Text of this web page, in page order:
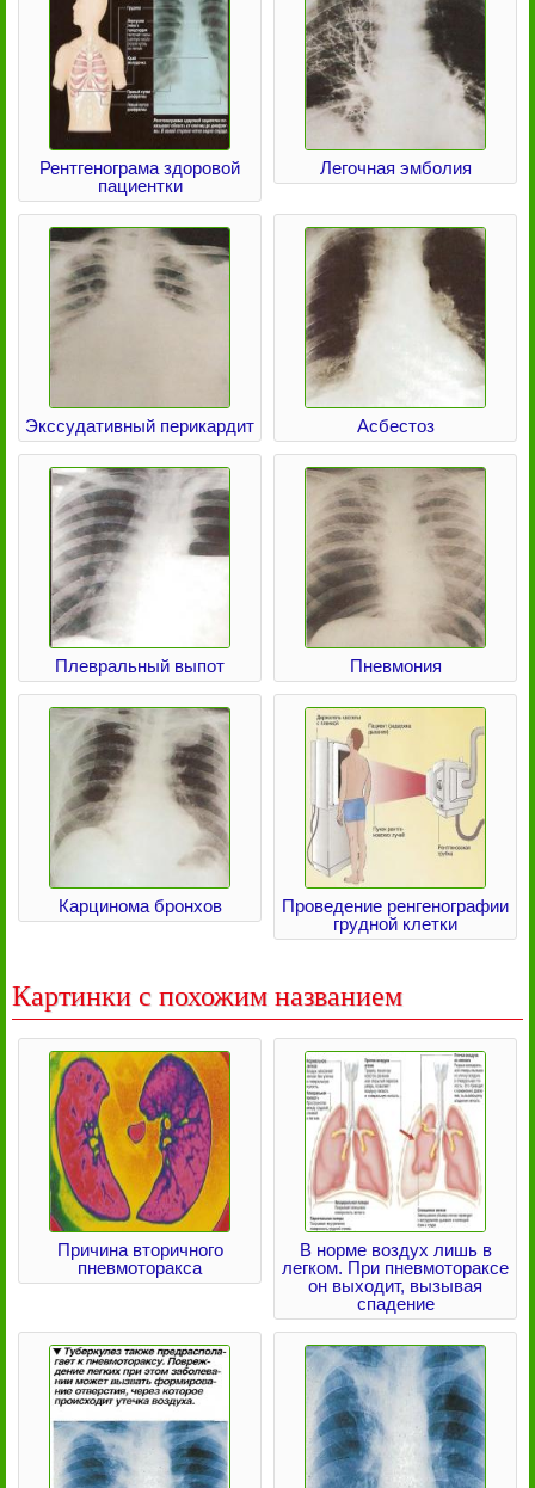
Рентгенограма здоровой
пациентки
Легочная эмболия
Экссудативный перикардит Асбестоз
Плевральный выпот Пневмония
Карцинома бронхов
Проведение ренгенографии
грудной клетки
Картинки с похожим названием
Причина вторичного
пневмоторакса
В норме воздух лишь в
легком. При пневмотораксе
он выходит, вызывая
спадение